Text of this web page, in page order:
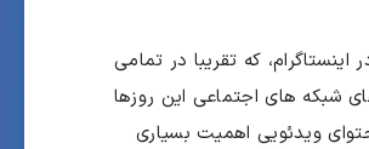
اینستاگرام، که تقریبا در تمامی
شبکه های اجتماعی این روزها
ویدئویی اهمیت بسیاری